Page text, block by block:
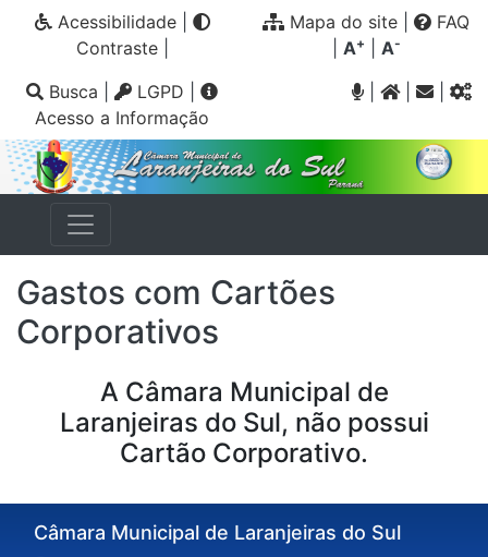
Acessibilidade|
Contraste|
Mapa do site
FAQ
A+ A-
Busca LGPD
Acesso a Informação
|
Gastos com Cartões
Corporativos
A Câmara Municipal de
Laranjeiras do Sul, não possui
Cartão Corporativo.
Câmara Municipal de Laranjeiras do Sul